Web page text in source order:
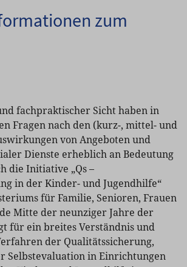
zum
fachpraktischer Sicht haben in
Fragen nach den (kurz-, mittel- und
von Angeboten und
Dienste erheblich an Bedeutung
die Initiative „Qs –
in der Kinder- und Jugendhilfe“
für Familie, Senioren, Frauen
Mitte der neunziger Jahre der
für ein breites Verständnis und
der Qualitätssicherung,
Selbstevaluation in Einrichtungen